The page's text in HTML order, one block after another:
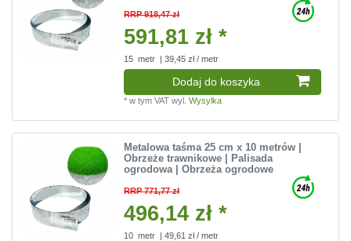
RRP 918,47 zł
591,81 zł *
15 metr | 39,45 zł / metr
Dodaj do koszyka
*w tym VAT wyl.Wysylka
Metalowa taśma 25 cm x 10 metrów |
Obrzeże trawnikowe | Palisada
ogrodowa | Obrzeża ogrodowe
RRP 771,77 zł
496,14 zł *
10 metr | 49,61 zł / metr